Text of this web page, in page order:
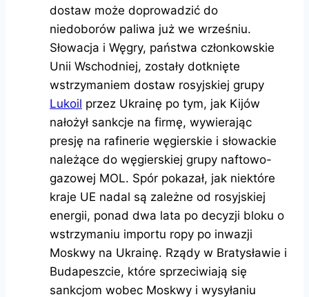
dostaw może doprowadzić do
niedoborów paliwa już we wrześniu.
Słowacja i Węgry, państwa członkowskie
Unii Wschodniej, zostały dotknięte
wstrzymaniem dostaw rosyjskiej grupy
Lukoil przez Ukrainę po tym, jak Kijów
nałożył sankcje na firmę, wywierając
presję na rafinerie węgierskie i słowackie
należące do węgierskiej grupy naftowo-
gazowej MOL. Spór pokazał, jak niektóre
kraje UE nadal są zależne od rosyjskiej
energii, ponad dwa lata po decyzji bloku o
wstrzymaniu importu ropy po inwazji
Moskwy na Ukrainę. Rządy w Bratysławie i
Budapeszcie, które sprzeciwiają się
sankcjom wobec Moskwy i wysyłaniu